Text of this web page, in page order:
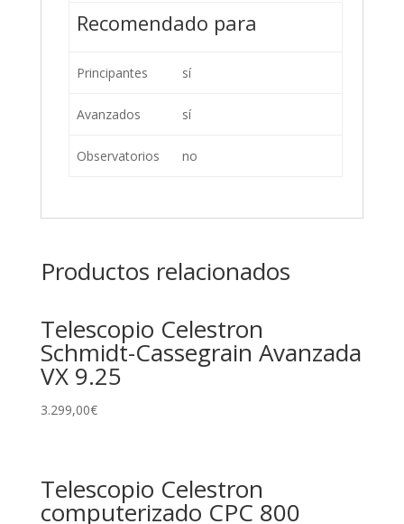
Recomendado para
Principantes sí
Avanzados sí
Observatorios no
Productos relacionados
Telescopio Celestron
Schmidt-Cassegrain Avanzada
VX 9.25
3.299,00€
Telescopio Celestron
computerizado CPC 800